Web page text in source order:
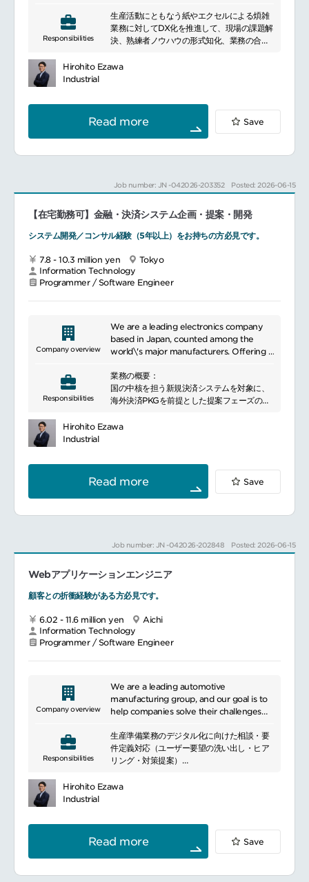
include drills, saws, sanders, and cleaners,
many of which are battery-powered.
High-performance, durable products are
enthusiasts around the world. We are
development, promoting recycling
programs and the development of eco-
friendly products.
Responsibilities
生産活動にともなう紙やエクセルによる煩雑
業務に対してDX化を推進して、現場の課題解
決、熟練者ノウハウの形式知化、業務の合理
実務では、現場に自ら足を運び、ユーザーと
ます。
ユーザーは海外の生産・物流拠点も対象であ
り、各地域の特性を活かしたグローバルな最
適生産をITで実現するグローバルな仕組み構
を活用した開発も取り入れています。
（1）新規業務システムの企画・プロジェクト
スマートファクトリー化
およびグローバルな最適生産を実現する仕組
みの企画、実現までのプロジェクト推進
（2）オープン系システム（Web、IoT）の
基幹システムと共存する形で、スマートファ
クトリー化を実現に向けた様々なオープン系
システムを構築しています。国内・海外の生
生産技術部門と連携したIoT活用による製造現
場のDX化実現
（3）Microsoft365を活用したシステム開
式知化、コミュニケーション活性化を目的に
ITツールを活用した業務環境の刷新を進めて
います、Power Platformを活用した事務作
業改善の高速開発
※情報処理部門（データ入力等）のお仕事で
Hirohito Ezawa
Industrial
Read more Save
Job number: JN -042026-203352 Posted: 2026-06-15
【在宅勤務可】金融・決済システム企画・提案・開発
システム開発／コンサル経験（5年以上）をお持ちの方必見です。
7.8 - 10.3 million yen
Tokyo
Information Technology
Programmer / Software Engineer
Company overview
We are a leading electronics company
based in Japan, counted among the
world\'s major manufacturers. Offering a
diverse solutions in fields such as energy,
information, communication, automotive,
healthcare, construction, finance, and
development, driving innovative
domestically and internationally, we
contribute to the advancement of
industries.
Responsibilities
業務の概要：
国の中核を担う新規決済システムを対象に、
海外決済PKGを前提とした提案フェーズのチ
事業要件とシステム要件を整理しながら、海
受注後は、そのまま開発フェーズに参画し、
海外PKG適用方針やベンダ調整を主導しま
す。
営業、企画、アプリ／インフラ、研究開発部
海外パッケージベンダとの英語会議・メール
各検討チームのインプット集約、体制・スケ
上位マネジメントおよび顧客向け報告・説明
資料の作成
受注後の開発工程における海外PKG適用・変
更調整のリード
Hirohito Ezawa
Industrial
Read more Save
Job number: JN -042026-202848 Posted: 2026-06-15
Webアプリケーションエンジニア
顧客との折衝経験がある方必見です。
6.02 - 11.6 million yen
Aichi
Information Technology
Programmer / Software Engineer
Company overview
We are a leading automotive
manufacturing group, and our goal is to
help companies solve their challenges
offer solutions in a wide range of
technology areas, such as cloud services,
security, and digital engineering. In
automotive software and network
infrastructure that supports a
company\'s business, thereby improving
operational efficiency and reducing
costs.
Responsibilities
生産準備業務のデジタル化に向けた相談・要
件定義対応（ユーザー要望の洗い出し・ヒア
リング・対策提案）
系を使用したPoC）および顧客内開発
協力会社との連携および進捗管理（協力会社
にて開発・運用、一部現場のインフラ運用サ
ポートを担っています）
Hirohito Ezawa
Industrial
Read more Save